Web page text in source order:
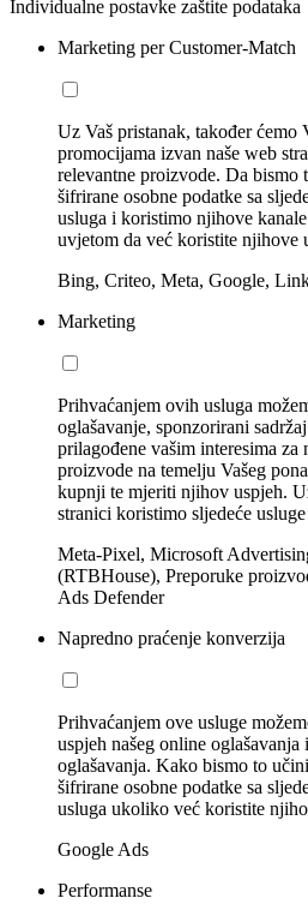
Individualne postavke zaštite podataka
Marketing per Customer-Match
Uz Vaš pristanak, također ćemo
promocijama izvan naše web
relevantne proizvode. Da bismo
šifrirane osobne podatke sa
usluga i koristimo njihove
uvjetom da već koristite njihove
Bing, Criteo, Meta, Google,
Marketing
Prihvaćanjem ovih usluga
oglašavanje, sponzorirani
prilagođene vašim interesima za
proizvode na temelju Vašeg
kupnji te mjeriti njihov uspjeh.
stranici koristimo sljedeće
Meta-Pixel, Microsoft
(RTBHouse), Preporuke
Ads Defender
Napredno praćenje konverzija
Prihvaćanjem ove usluge
uspjeh našeg online
oglašavanja. Kako bismo to
šifrirane osobne podatke sa
usluga ukoliko već koristite
Google Ads
Performanse